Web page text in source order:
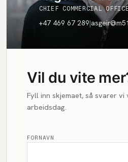
CHIEF COMMERCIAL
+47 469 67 289|
Vil du vite
Fyll inn skjemaet, så svarer vi
arbeidsdag.
FORNAVN